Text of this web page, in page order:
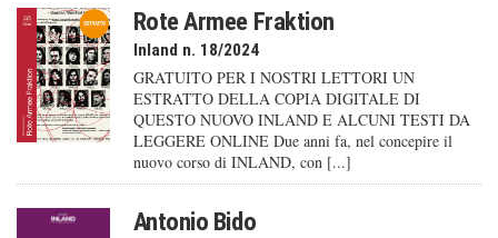
Rote Armee Fraktion
Inland n. 18/2024
GRATUITO PER I NOSTRI LETTORI UN
ESTRATTO DELLA COPIA DIGITALE DI
QUESTO NUOVO INLAND E ALCUNI TESTI DA
LEGGERE ONLINE Due anni fa, nel concepire il
nuovo corso di INLAND, con [...]
Antonio Bido